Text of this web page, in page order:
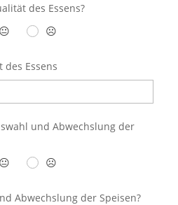
des Essens?
😐 ☹️
Essens
und Abwechslung der
😐 ☹️
Abwechslung der Speisen?